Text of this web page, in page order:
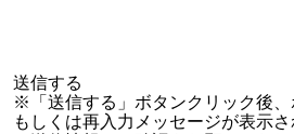
※「送信する」ボタンクリック後
もしくは再入力メッセージが表示さ